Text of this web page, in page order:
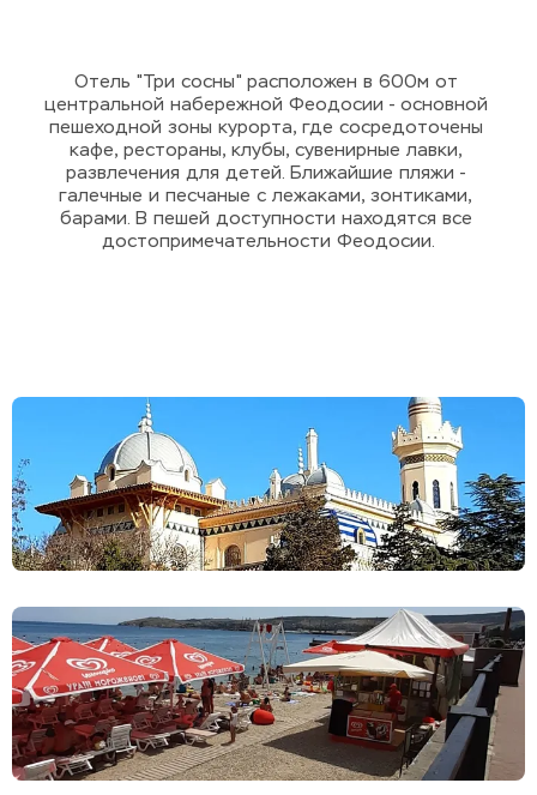
Отель "Три сосны" расположен в 600м от
центральной набережной Феодосии - основной
пешеходной зоны курорта, где сосредоточены
кафе, рестораны, клубы, сувенирные лавки,
развлечения для детей. Ближайшие пляжи -
галечные и песчаные с лежаками, зонтиками,
барами. В пешей доступности находятся все
достопримечательности Феодосии.